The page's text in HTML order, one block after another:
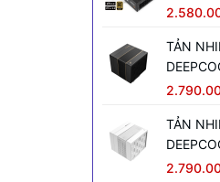
SFX/
TẢN
ELITE
TẢN
ELITE